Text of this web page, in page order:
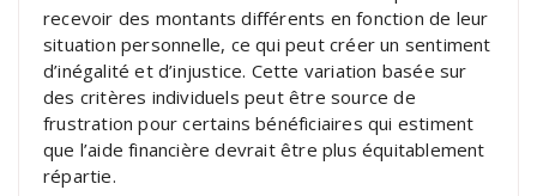
recevoir des montants différents en fonction de leur
situation personnelle, ce qui peut créer un sentiment
d’inégalité et d’injustice. Cette variation basée sur
des critères individuels peut être source de
frustration pour certains bénéficiaires qui estiment
que l’aide financière devrait être plus équitablement
répartie.